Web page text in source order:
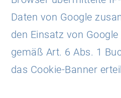
Daten von Google
den Einsatz von
gemäß Art. 6 Abs. 1
das Cookie-Banner